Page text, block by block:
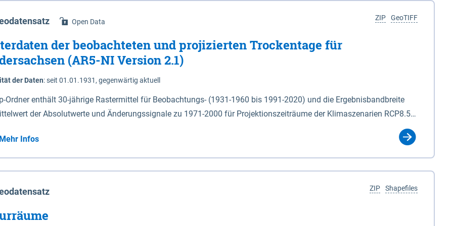
GeoTIFF
ZIP
Open Data
der beobachteten und projizierten Trockentage für
(AR5-NI Version 2.1)
der Daten:seit 01.01.1931, gegenwärtig aktuell
Ordner enthält 30-jährige Rastermittel für Beobachtungs- (1931-1960 bis 1991-2020) und die Ergebnisbandbreite
der Absolutwerte und Änderungssignale zu 1971-2000 für Projektionszeiträume der Klimaszenarien RCP8.5
(Jun. - Aug.) - au: Herbst (Sep. - Nov.) - wi: Winter (Dez. - Feb.) - hyr:
Jahr (Nov. - Okt.) - hsu: Hydrologisches Sommerhalbjahr (Mai - Okt.) - hwi: Hydrologisches Winterhalbjahr
- vd: Vegetationsruhe (Okt. - Mär.) Neben den Rasterdaten ist eine
zu den Dateinamen und für eine Darstellung im GIS eine Klassifizierung der Rasterdaten mit Klassenname und
code gegeben.
Mehr Infos
Shapefiles
ZIP